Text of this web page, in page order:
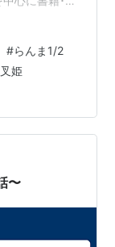
盛りだくさん
色紙でしょ
ェアは先月
24日（木）
で、近くに
#らんま1/2
姫
〜